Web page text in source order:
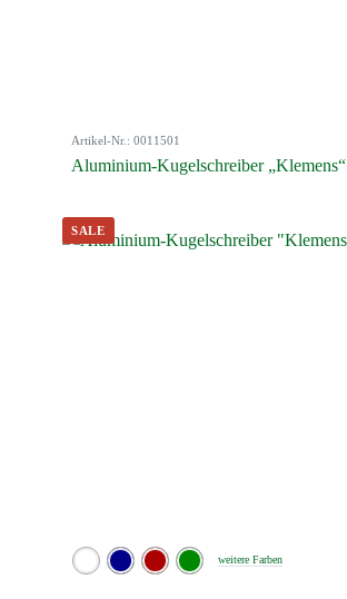
Artikel-Nr.: 0011501
Aluminium-Kugelschreiber „Klemens“
weitere Farben